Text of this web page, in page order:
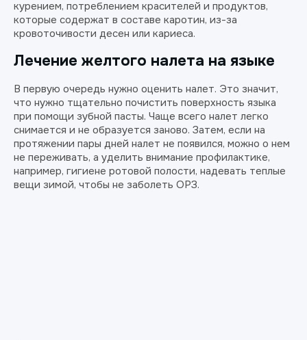
курением, потреблением красителей и продуктов,
которые содержат в составе каротин, из-за
кровоточивости десен или кариеса.
Лечение желтого налета на языке
В первую очередь нужно оценить налет. Это значит,
что нужно тщательно почистить поверхность языка
при помощи зубной пасты. Чаще всего налет легко
снимается и не образуется заново. Затем, если на
протяжении пары дней налет не появился, можно о нем
не переживать, а уделить внимание профилактике,
например, гигиене ротовой полости, надевать теплые
вещи зимой, чтобы не заболеть ОРЗ.